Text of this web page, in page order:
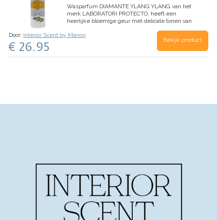
Wasparfum DIAMANTE YLANG YLANG van het
merk LABORATORI PROTECTO, heeft een
heerlijke bloemige geur met delicate tonen van
Dennen
HART: Jasmijn, Lelie, Roos
Inhoud 500ml
Door: Interior Scent by Manon
€ 26.95 Bekijk product